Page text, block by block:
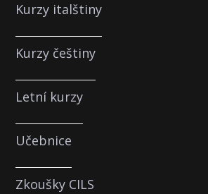
Kurzy italštiny
Kurzy češtiny
Letní kurzy
Učebnice
Zkoušky CILS